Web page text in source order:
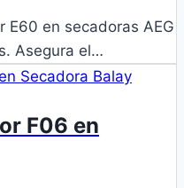
E60 en secadoras AEG
Asegura el…
F06 en